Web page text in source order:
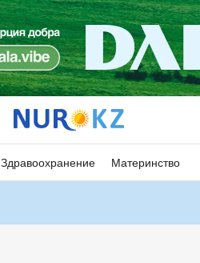
Здравоохранение Материнство